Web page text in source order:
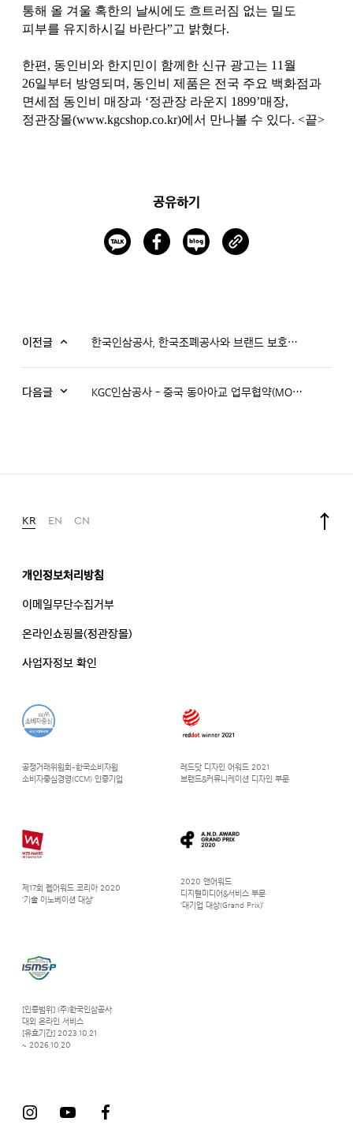
통해 올 겨울 혹한의 날씨에도 흐트러짐 없는 밀도
피부를 유지하시길 바란다”고 밝혔다.
한편, 동인비와 한지민이 함께한 신규 광고는 11월
26일부터 방영되며, 동인비 제품은 전국 주요 백화점과
면세점 동인비 매장과 ‘정관장 라운지 1899’매장,
정관장몰(www.kgcshop.co.kr)에서 만나볼 수 있다. <끝>
공유하기
이전글 한국인삼공사, 한국조폐공사와 브랜드 보호를 위한 기술 협력 MOU 체결
다음글 KGC인삼공사 - 중국 동아아교 업무협약(MOU) 체결
KR EN CN
공정거래위원회-한국소비자원
소비자중심경영(CCM) 인증기업
레드닷 디자인 어워드 2021
브랜드&커뮤니케이션 디자인 부문
제17회 웹어워드 코리아 2020
‘기술 이노베이션 대상’
2020 앤어워드
디지털미디어&서비스 부문
‘대기업 대상(Grand Prix)’
[인증범위] (주)한국인삼공사
대외 온라인 서비스
[유효기간] 2023.10.21
~ 2026.10.20
개인정보처리방침
이메일무단수집거부
온라인쇼핑몰(정관장몰)
사업자정보 확인